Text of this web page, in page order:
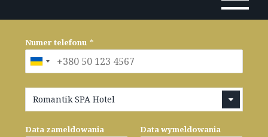
Numer telefonu *
Romantik SPA Hotel
Data zameldowania Data wymeldowania